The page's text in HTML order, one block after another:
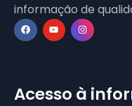
informação de
Acesso à